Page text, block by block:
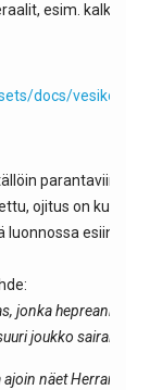
esim. kalkki
docs/
parantaviin
ojitus on
esiinny
jonka
joukko sairaita:
näet Herran